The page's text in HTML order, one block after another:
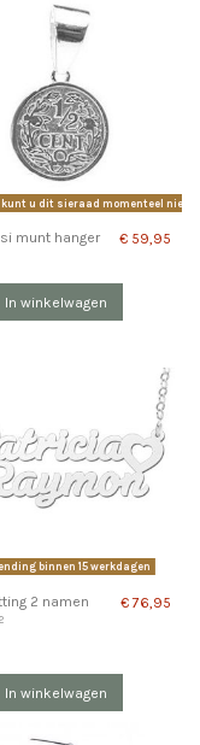
kunt u dit sieraad momenteel niet
munt hanger € 59,95
In winkelwagen
binnen 15 werkdagen
2 namen € 76,95
In winkelwagen